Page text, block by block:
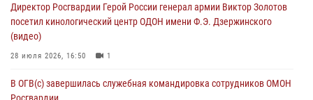
06 августа 2026, 10:13 1
Директор Росгвардии Герой России генерал армии Виктор Золотов
посетил кинологический центр ОДОН имени Ф.Э. Дзержинского
(видео)
28 июля 2026, 16:50 1
В ОГВ(с) завершилась служебная командировка сотрудников ОМОН
Росгвардии